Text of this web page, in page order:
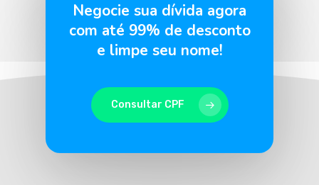
Negocie sua dívida agora
com até 99% de desconto
e limpe seu nome!
Consultar CPF